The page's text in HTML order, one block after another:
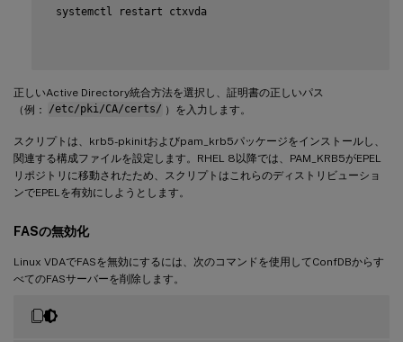
systemctl restart ctxvda
正しいActive Directory統合方法を選択し、証明書の正しいパス
（例：
/etc/pki/CA/certs/ ）を入力します。
スクリプトは、krb5-pkinitおよびpam_krb5パッケージをインストールし、
関連する構成ファイルを設定します。RHEL 8以降では、PAM_KRB5がEPEL
リポジトリに移動されたため、スクリプトはこれらのディストリビューショ
ンでEPELを有効にしようとします。
FASの無効化
Linux VDAでFASを無効にするには、次のコマンドを使用してConfDBからす
べてのFASサーバーを削除します。